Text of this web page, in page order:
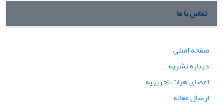
تماس با ما
صفحه اصلی
درباره نشریه
اعضای هیات تحریریه
ارسال مقاله